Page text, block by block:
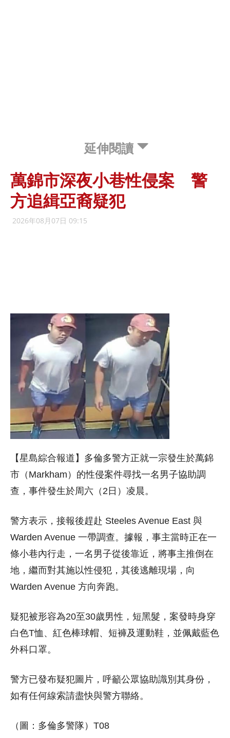
延伸閱讀
萬錦市深夜小巷性侵案 警
方追緝亞裔疑犯
2026年08月07日 09:15
【星島綜合報道】多倫多警方正就一宗發生於萬錦
市（Markham）的性侵案件尋找一名男子協助調
查，事件發生於周六（2日）凌晨。
警方表示，接報後趕赴 Steeles Avenue East 與
Warden Avenue 一帶調查。據報，事主當時正在一
條小巷內行走，一名男子從後靠近，將事主推倒在
地，繼而對其施以性侵犯，其後逃離現場，向
Warden Avenue 方向奔跑。
疑犯被形容為20至30歲男性，短黑髮，案發時身穿
白色T恤、紅色棒球帽、短褲及運動鞋，並佩戴藍色
外科口罩。
警方已發布疑犯圖片，呼籲公眾協助識別其身份，
如有任何線索請盡快與警方聯絡。
（圖：多倫多警隊）T08